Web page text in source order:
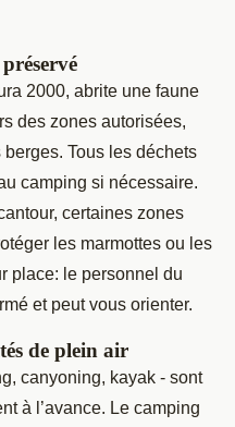
2000, abrite une faune
des zones autorisées,
Tous les déchets
camping si nécessaire.
certaines zones
les marmottes ou les
place: le personnel du
et peut vous orienter.
de plein air
canyoning, kayak - sont
à l’avance. Le camping